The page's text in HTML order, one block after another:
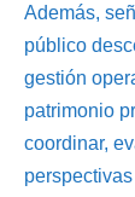
Además,
público
gestión
patrimonio
coordinar,